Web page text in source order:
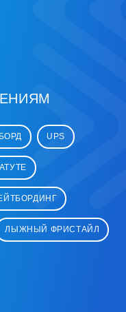
UPS
ЛЫЖНЫЙ ФРИСТАЙЛ